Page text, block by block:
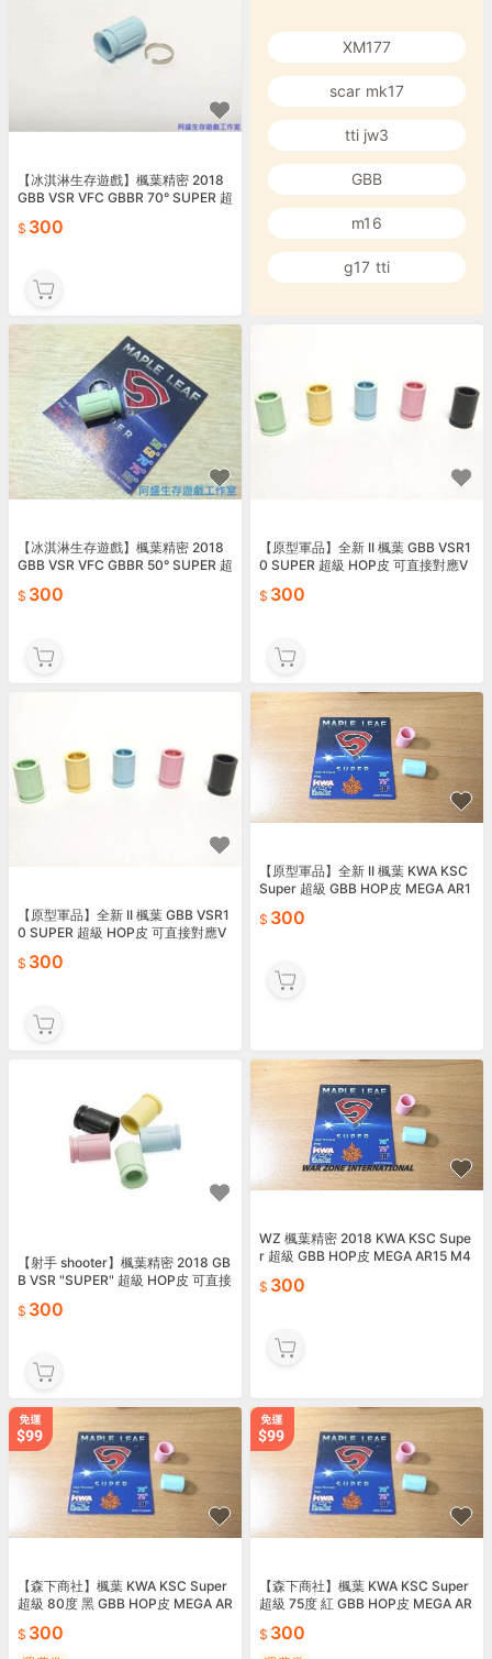
【冰淇淋生存遊戲】楓葉精密 2018
GBB VSR VFC GBBR 70° SUPER 超
300
XM177
scar mk17
tti jw3
GBB
m16
g17 tti
【冰淇淋生存遊戲】楓葉精密 2018
GBB VSR VFC GBBR 50° SUPER 超
300
【原型軍品】全新 II 楓葉 GBB VSR1
0 SUPER 超級 HOP皮 可直接對應V
300
【原型軍品】全新 II 楓葉 GBB VSR1
0 SUPER 超級 HOP皮 可直接對應V
300
【原型軍品】全新 II 楓葉 KWA KSC
Super 超級 GBB HOP皮 MEGA AR1
300
【射手 shooter】楓葉精密 2018 GB
B VSR "SUPER" 超級 HOP皮 可直接
300
WZ 楓葉精密 2018 KWA KSC Supe
r 超級 GBB HOP皮 MEGA AR15 M4
300
【森下商社】楓葉 KWA KSC Super
超級 80度 黑 GBB HOP皮 MEGA AR
300
【森下商社】楓葉 KWA KSC Super
超級 75度 紅 GBB HOP皮 MEGA AR
300